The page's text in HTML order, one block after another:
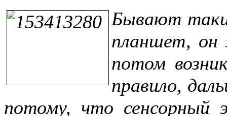
Бывают
планшет, он
потом
правило,
потому, что сенсорный